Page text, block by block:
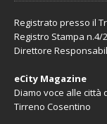
Registrato presso il
Registro Stampa n.4/
Direttore
eCity Magazine
Diamo voce alle città
Tirreno Cosentino